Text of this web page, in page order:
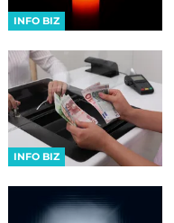
INFO BIZ
INFO BIZ